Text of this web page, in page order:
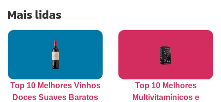
Mais lidas
Top 10 Melhores Vinhos
Doces Suaves Baratos
Top 10 Melhores
Multivitamínicos e